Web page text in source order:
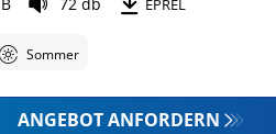
EPREL
Sommer
ANGEBOT ANFORDERN